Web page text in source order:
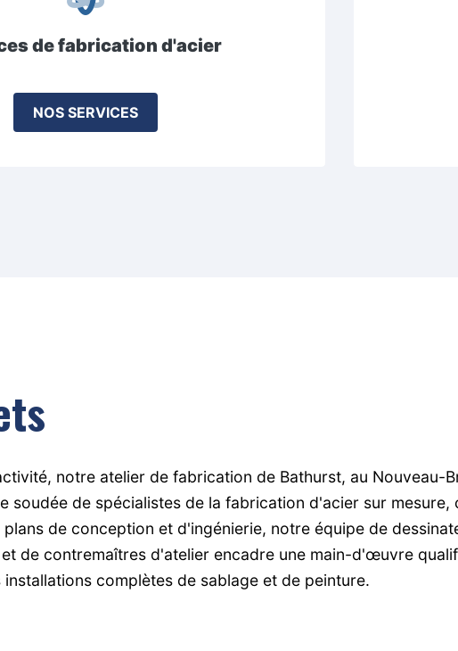
de fabrication d'acier
NOS SERVICES
notre atelier de fabrication de Bathurst, au Nouveau-
soudée de spécialistes de la fabrication d'acier sur
de conception et d'ingénierie, notre équipe de
de contremaîtres d'atelier encadre une main-d'œuvre
complètes de sablage et de peinture.